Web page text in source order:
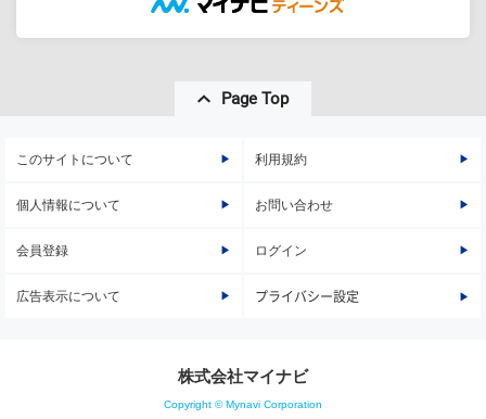
Page Top
このサイトについて 利用規約
個人情報について お問い合わせ
会員登録 ログイン
広告表示について プライバシー設定
株式会社マイナビ
Copyright © Mynavi Corporation